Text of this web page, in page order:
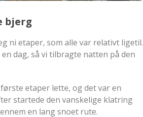
bjerg
ni etaper, som alle var relativt ligetil.
dag, så vi tilbragte natten på den
etaper lette, og det var en
startede den vanskelige klatring
en lang snoet rute.